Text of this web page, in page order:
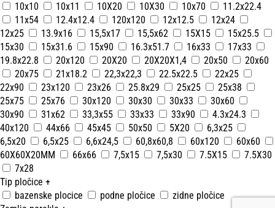
10x10
10x11 10X20 10X30 10x70
11.2x22.4
11x54
12.4x12.4 120x120 12x12.5
12x24
12x25
13.9x16 15,5x17 15,5x62 15X15
15x25.5
15x30
15x31.6 15x90 16.3x51.7 16x33
17x33
19.8x22.8
20x120 20X20 20X20X1,4 20x50
20x60
20x75
21x18.2 22,3x22,3 22.5x22.5
22x25
22x90
23x120 23x26 25.8x29 25x25
25x38
25x75
25x76 30x120 30x30 30x33
30x60
30x90
31x62 33,3x55 33x33 33x90
4.3x24.3
40x120
44x66 45x45 50x50 5X20
6,3x25
6,5x20
6,5x25 6,6x24,5 60,8x60,8 60x120
60x60
60X60X20MM
66x66 7,5x15 7,5x30 7.5X15
7.5X30
7x28
Tip pločice +
bazenske plocice
podne pločice
zidne pločice